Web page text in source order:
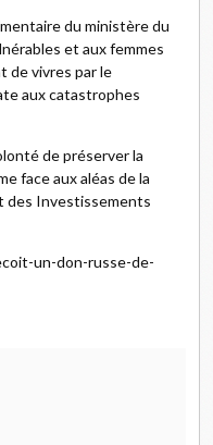
du ministère du
et aux femmes
de vivres par le
aux catastrophes
de préserver la
face aux aléas de la
des Investissements
un-don-russe-de-